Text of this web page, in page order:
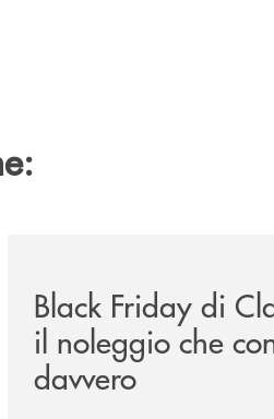
Black Friday di
il noleggio che
davvero